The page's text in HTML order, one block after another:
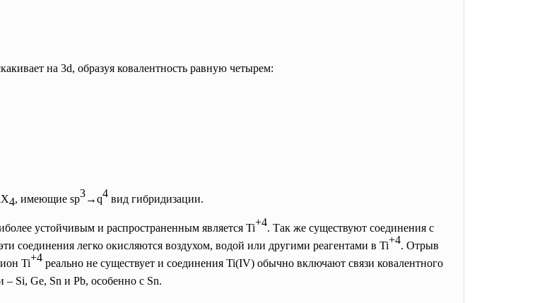
на 3d, образуя ковалентность равную четырем:
4, имеющие sp3→q4 вид гибридизации.
устойчивым и распространенным является Ti+4. Так же существуют соединения с
соединения легко окисляются воздухом, водой или другими реагентами в Ti+4. Отрыв
Ti+4 реально не существует и соединения Ti(IV) обычно включают связи ковалентного
Si, Ge, Sn и Pb, особенно с Sn.